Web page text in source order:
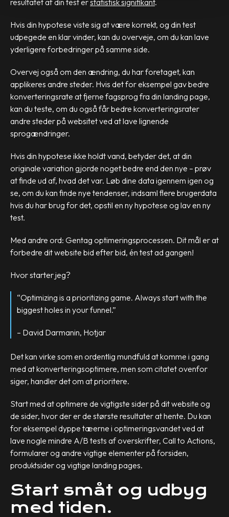
resultatet af din test erstatistisk signifikant.
Hvis din hypotese viste sig at være korrekt, og din test
udpegede en klar vinder, kan du overveje, om du kan lave
yderligere forbedringer på samme side.
Overvej også om den ændring, du har foretaget, kan
applikeres andre steder. Hvis det for eksempel gav bedre
konverteringsrate at fjerne fagsprog fra din landing page,
kan du teste, om du også får bedre konverteringsrater
andre steder på websitet ved at lave lignende
sprogændringer.
Hvis din hypotese ikke holdt vand, betyder det, at din
originale variation gjorde noget bedre end den nye – prøv
at finde ud af, hvad det var. Løb dine data igennem igen og
se, om du kan finde nye tendenser, indsaml flere brugerdata
hvis du har brug for det, opstil en ny hypotese og lav en ny
test.
Med andre ord: Gentag optimeringsprocessen. Dit mål er at
forbedre dit website bid efter bid, én test ad gangen!
Hvor starter jeg?
“Optimizing is a prioritizing game. Always start with the
biggest holes in your funnel.”
– David Darmanin, Hotjar
Det kan virke som en ordentlig mundfuld at komme i gang
med at konverteringsoptimere, men som citatet ovenfor
siger, handler det om at prioritere.
Start med at optimere de vigtigste sider på dit website og
de sider, hvor der er de største resultater at hente. Du kan
for eksempel dyppe tæerne i optimeringsvandet ved at
lave nogle mindre A/B tests af overskrifter, Call to Actions,
formularer og andre vigtige elementer på forsiden,
produktsider og vigtige landing pages.
Start småt og udbyg
med tiden.